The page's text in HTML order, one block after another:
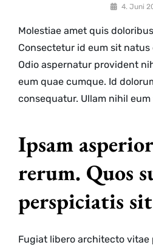
By 4. Juni
Molestiae amet quis
Consectetur id eum sit
Odio aspernatur provident
eum quae cumque. Id
consequatur. Ullam nihil eum
Ipsam
rerum. Quos
perspiciatis
Fugiat libero architecto vitae